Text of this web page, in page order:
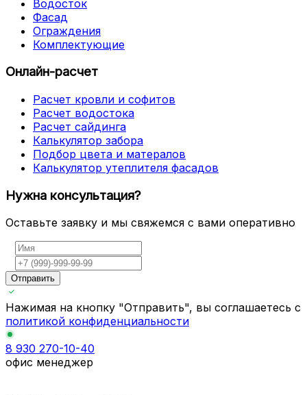
Водосток
Фасад
Ограждения
Комплектующие
Онлайн-расчет
Расчет кровли и софитов
Расчет водостока
Расчет сайдинга
Калькулятор забора
Подбор цвета и матералов
Калькулятор утеплителя фасадов
Нужна консультация?
Оставьте заявку и мы свяжемся с вами оперативно
Отправить
Нажимая на кнопку "Отправить", вы соглашаетесь с
политикой конфиденциальности
8 930 270-10-40
офис менеджер